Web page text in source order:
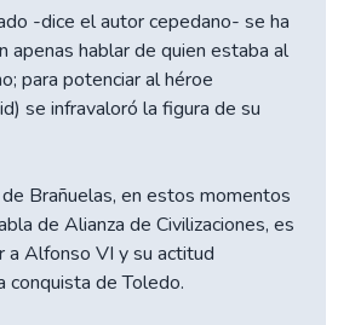
-dice el autor cepedano- se ha
apenas hablar de quien estaba al
para potenciar al héroe
se infravaloró la figura de su
Brañuelas, en estos momentos
de Alianza de Civilizaciones, es
a Alfonso VI y su actitud
conquista de Toledo.